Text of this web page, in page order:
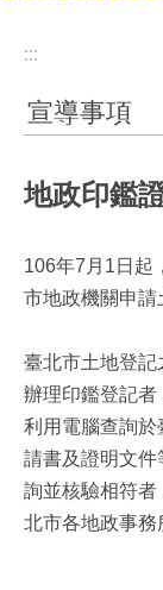
:::
:::
宣導事項
地政印鑑
106年7月1日起
市地政機關申請
臺北市土地登
辦理印鑑登記者
利用電腦查詢於
請書及證明文件
詢並核驗相符者
北市各地政事務